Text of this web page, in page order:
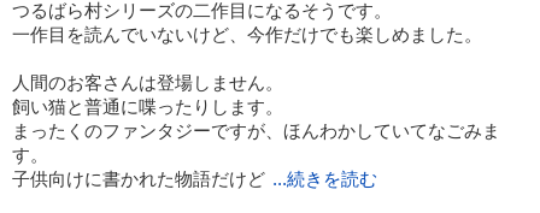
つるばら村シリーズの二作目になるそうです。
一作目を読んでいないけど、今作だけでも楽しめました。
人間のお客さんは登場しません。
飼い猫と普通に喋ったりします。
まったくのファンタジーですが、ほんわかしていてなごみま
す。
子供向けに書かれた物語だけど ...続きを読む